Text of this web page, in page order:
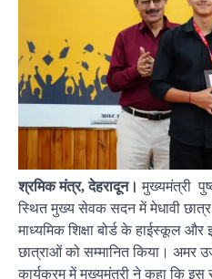
श्रमिक मंत्र, देहरादून। मुख्यमंत्री
स्थित मुख्य सेवक सदन में मेधावी छात्र
माध्यमिक शिक्षा बोर्ड के हाईस्कूल और
छात्राओं को सम्मानित किया। अमर
कार्यक्रम में मुख्यमंत्री ने कहा कि इस